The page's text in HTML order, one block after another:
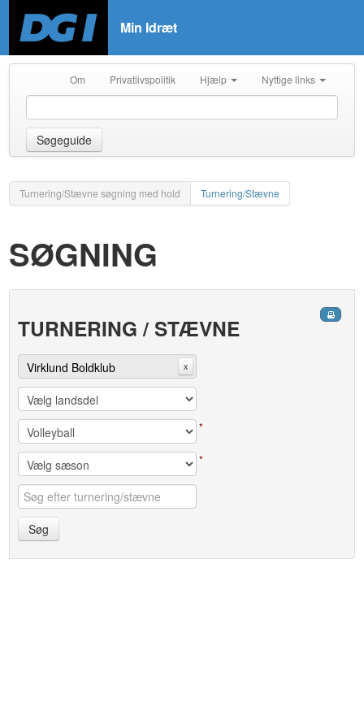
Min Idræt
Om Privatlivspolitik Hjælp Nyttige links
Søgeguide
Turnering/Stævne søgning med hold Turnering/Stævne
SØGNING
TURNERING / STÆVNE
Virklund Boldklub x
*
*